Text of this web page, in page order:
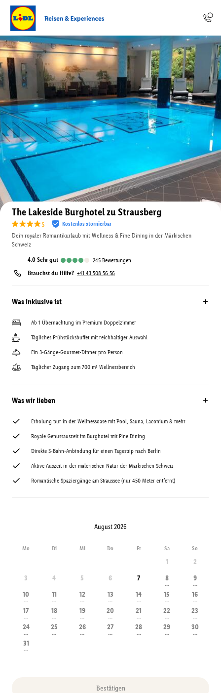
Auf der Karte anzeigen
The Lakeside Burghotel zu Strausberg
s Kostenlos stornierbar
Dein royaler Romantikurlaub mit Wellness & Fine Dining in der Märkischen
Schweiz
4.0 sehr gut 245 Bewertungen
Brauchst du Hilfe? +41 43 508 56 56
Was inklusive ist
Ab 1 Übernachtung im Premium Doppelzimmer
Tägliches Frühstücksbuffet mit reichhaltiger Auswahl
Ein 3-Gänge-Gourmet-Dinner pro Person
Täglicher Zugang zum 700 m² Wellnessbereich
Was wir lieben
Erholung pur in der Wellnessoase mit Pool, Sauna, Laconium & mehr
Royale Genussauszeit im Burghotel mit Fine Dining
Direkte S-Bahn-Anbindung für einen Tagestrip nach Berlin
Aktive Auszeit in der malerischen Natur der Märkischen Schweiz
Romantische Spaziergänge am Straussee (nur 450 Meter entfernt)
August 2026
Mo Di Mi Do Fr Sa So
1
2
3
4 5 6 7 8
---
9
---
10
---
11
---
12
---
13
---
14
---
15
---
16
---
17
---
18
---
19
---
20
---
21
---
22
---
23
---
24
---
25
---
26
---
27
---
28
---
29
---
30
---
31
---
Bestätigen